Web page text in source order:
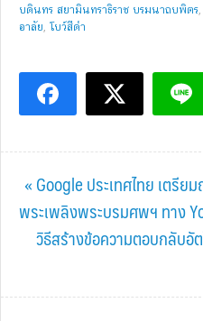
บดินทร สยามินทราธิราช บรมนาถบพิตร
อาลัย, โบว์สีดำ
Previous
Post:
« Google ประเทศไทย เตรี
พระเพลิงพระบรมศพฯ ทาง
Next
วิธีสร้างข้อความตอบกลับอั